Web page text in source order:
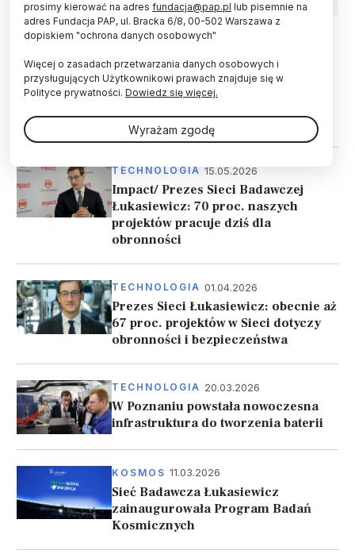
Prokuratura: śledztwo ws.
przekroczenia uprawnień przez b.
umorzone
TECHNOLOGIA 15.05.2026
Impact/ Prezes Sieci Badawczej
Łukasiewicz: 70 proc. naszych
projektów pracuje dziś dla
obronności
TECHNOLOGIA 01.04.2026
Prezes Sieci Łukasiewicz: obecnie aż
67 proc. projektów w Sieci dotyczy
obronności i bezpieczeństwa
TECHNOLOGIA 20.03.2026
W Poznaniu powstała nowoczesna
infrastruktura do tworzenia baterii
KOSMOS 11.03.2026
Sieć Badawcza Łukasiewicz
zainaugurowała Program Badań
Kosmicznych
prosimy kierować na adres fundacja@pap.pl lub pisemnie na
adres Fundacja PAP, ul. Bracka 6/8, 00-502 Warszawa z
dopiskiem "ochrona danych osobowych"
Więcej o zasadach przetwarzania danych osobowych i
przysługujących Użytkownikowi prawach znajduje się w
Polityce prywatności. Dowiedz się więcej.
Wyrażam zgodę